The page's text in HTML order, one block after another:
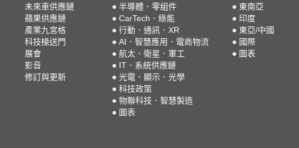
未來車供應鏈
蘋果供應鏈
產業九宮格
科技椽送門
展會
影音
修訂與更新
● 半導體．零組件
● CarTech．綠能
● 行動．通訊．XR
● AI．智慧應用．電商物流
● 航太．衛星．軍工
● IT．系統供應鏈
● 光電．顯示．光學
● 科技政策
● 物聯科技．智慧製造
● 圖表
● 東南亞
● 印度
● 東亞/中國
● 國際
● 圖表